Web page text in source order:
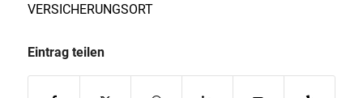
VERSICHERUNGSORT
Eintrag teilen